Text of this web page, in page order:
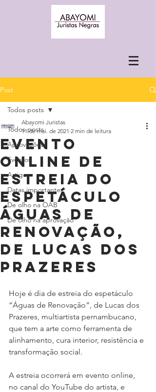
Post
Todos posts
Aprovações
Eventos
Artigos
Datas importantes
De olho na OAB
De olho na aprovação
Todos posts
EVENTO
ONLINE DE
ESTREIA DO
ESPETÁCULO
ÁGUAS DE
RENOVAÇÃO,
DE LUCAS DOS
PRAZERES
Abayomi Juristas
11 de mai. de 2021 2 min de leitura
Hoje é dia de estreia do espetáculo
“Águas de Renovação”, de Lucas dos
Prazeres, multiartista pernambucano,
que tem a arte como ferramenta de
alinhamento, cura interior, resistência e
transformação social.
A estreia ocorrerá em evento online,
no canal do YouTube do artista, e